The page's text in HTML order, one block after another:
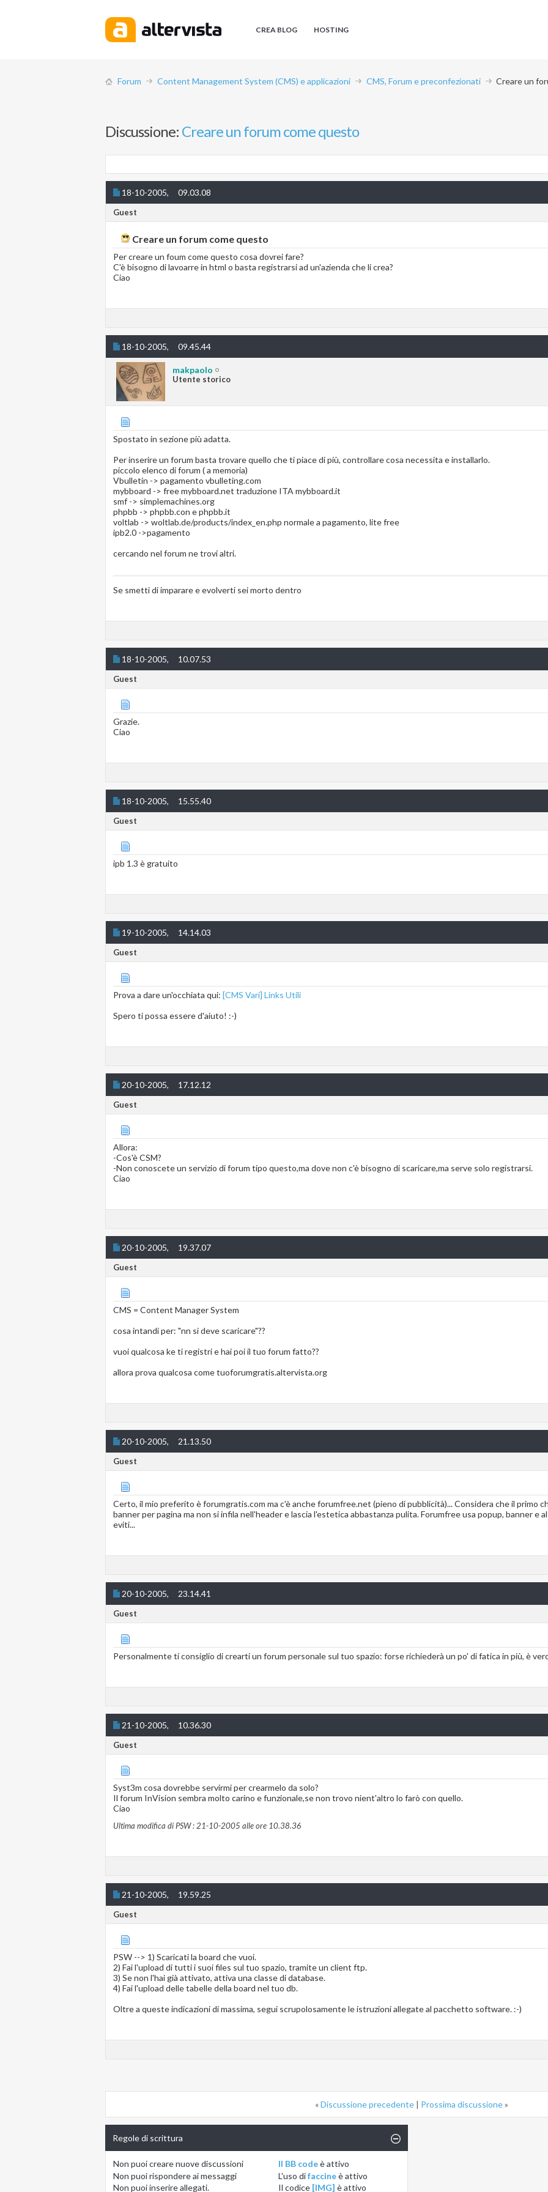
CREA BLOG HOSTING
Forum Content Management System (CMS) e applicazioni CMS, Forum e preconfezionati Creare un
Discussione: Creare un forum come questo
18-10-2005, 09.03.08
Guest
Creare un forum come questo
Per creare un foum come questo cosa dovrei fare?
C'è bisogno di lavoarre in html o basta registrarsi ad un'azienda che li crea?
Ciao
18-10-2005, 09.45.44
makpaolo
Utente storico
Spostato in sezione più adatta.
Per inserire un forum basta trovare quello che ti piace di più, controllare cosa necessita e installarlo.
piccolo elenco di forum ( a memoria)
Vbulletin -> pagamento vbulleting.com
mybboard -> free mybboard.net traduzione ITA mybboard.it
smf -> simplemachines.org
phpbb -> phpbb.con e phpbb.it
voltlab -> woltlab.de/products/index_en.php normale a pagamento, lite free
ipb2.0 ->pagamento
cercando nel forum ne trovi altri.
Se smetti di imparare e evolverti sei morto dentro
18-10-2005, 10.07.53
Guest
Grazie.
Ciao
18-10-2005, 15.55.40
Guest
ipb 1.3 è gratuito
19-10-2005, 14.14.03
Guest
Prova a dare un'occhiata qui: [CMS Vari] Links Utili
Spero ti possa essere d'aiuto! :-)
20-10-2005, 17.12.12
Guest
Allora:
-Cos'è CSM?
-Non conoscete un servizio di forum tipo questo,ma dove non c'è bisogno di scaricare,ma serve solo registrarsi.
Ciao
20-10-2005, 19.37.07
Guest
CMS = Content Manager System
cosa intandi per: "nn si deve scaricare"??
vuoi qualcosa ke ti registri e hai poi il tuo forum fatto??
allora prova qualcosa come tuoforumgratis.altervista.org
20-10-2005, 21.13.50
Guest
Certo, il mio preferito è forumgratis.com ma c'è anche forumfree.net (pieno di pubblicità)... Considera che il primo
banner per pagina ma non si infila nell'header e lascia l'estetica abbastanza pulita. Forumfree usa popup, banner e
eviti...
20-10-2005, 23.14.41
Guest
Personalmente ti consiglio di crearti un forum personale sul tuo spazio: forse richiederà un po' di fatica in più, è
21-10-2005, 10.36.30
Guest
Syst3m cosa dovrebbe servirmi per crearmelo da solo?
Il forum InVision sembra molto carino e funzionale,se non trovo nient'altro lo farò con quello.
Ciao
Ultima modifica di PSW : 21-10-2005 alle ore 10.38.36
21-10-2005, 19.59.25
Guest
PSW --> 1) Scaricati la board che vuoi.
2) Fai l'upload di tutti i suoi files sul tuo spazio, tramite un client ftp.
3) Se non l'hai già attivato, attiva una classe di database.
4) Fai l'upload delle tabelle della board nel tuo db.
Oltre a queste indicazioni di massima, segui scrupolosamente le istruzioni allegate al pacchetto software. :-)
«Discussione precedente | Prossima discussione»
Regole di scrittura
Non puoicreare nuove discussioni
Non puoirispondere ai messaggi
Non puoiinserire allegati.
Il BB codeèattivo
L'uso difaccineèattivo
Il codice [IMG] èattivo